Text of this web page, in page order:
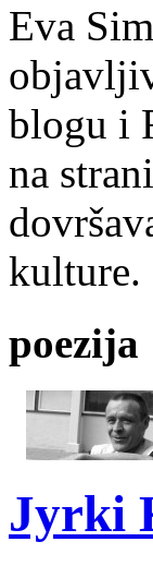
Eva
blogu i
na
kulture.
poezija
Jyrki